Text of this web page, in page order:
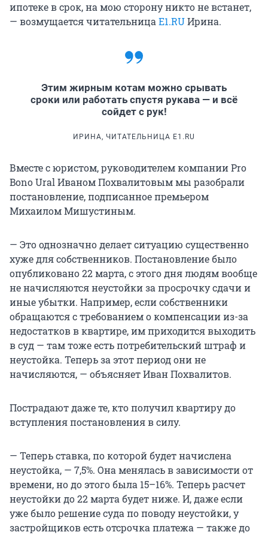
ипотеке в срок, на мою сторону никто не встанет,
— возмущается читательницаE1.RUИрина.
Этим жирным котам можно срывать
сроки или работать спустя рукава — и всё
сойдет с рук!
ИРИНА, ЧИТАТЕЛЬНИЦА E1.RU
Вместе с юристом, руководителем компании Pro
Bono Ural Иваном Похвалитовым мы разобрали
постановление, подписанное премьером
Михаилом Мишустиным.
— Это однозначно делает ситуацию существенно
хуже для собственников. Постановление было
опубликовано 22 марта, с этого дня людям вообще
не начисляются неустойки за просрочку сдачи и
иные убытки. Например, если собственники
обращаются с требованием о компенсации из-за
недостатков в квартире, им приходится выходить
в суд — там тоже есть потребительский штраф и
неустойка. Теперь за этот период они не
начисляются, — объясняет Иван Похвалитов.
Пострадают даже те, кто получил квартиру до
вступления постановления в силу.
— Теперь ставка, по которой будет начислена
неустойка, — 7,5%. Она менялась в зависимости от
времени, но до этого была 15–16%. Теперь расчет
неустойки до 22 марта будет ниже. И, даже если
уже было решение суда по поводу неустойки, у
застройщиков есть отсрочка платежа — также до